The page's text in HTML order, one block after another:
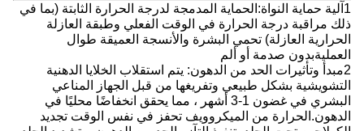
1آلية حماية النواة:الحماية المدمجة لدرجة الحرارة الثابتة (بما في
ذلك مراقبة درجة الحرارة في الوقت الفعلي وطبقة العازلة
الحرارية العازلة) تحمي البشرة والأنسجة العميقة طوال
العمليةبدون صدمة أو ألم
2مبدأ وتأثيرات الحد من الدهون: يتم استقلاب الخلايا الدهنية
التشويشية بشكل طبيعي وتفريغها من قبل الجهاز المناعي
البشري في غضون 1-3 أشهر ، مما يحقق انخفاضًا محليًا في
الدهون.الحرارة من الميكروويف تحفز في نفس الوقت تجديد